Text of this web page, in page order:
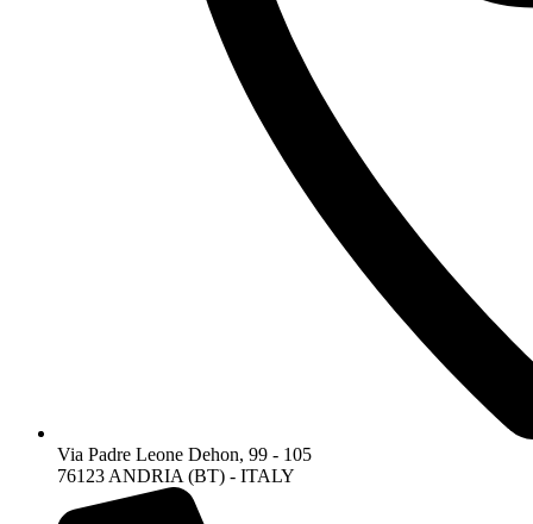
Via Padre Leone Dehon, 99 - 105
76123 ANDRIA (BT) - ITALY